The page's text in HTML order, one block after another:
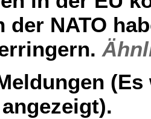
der NATO